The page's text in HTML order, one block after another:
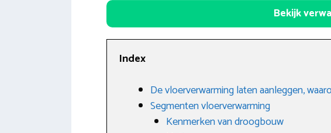
Bekijk
Index
De vloerverwarming laten aanleggen,
Segmenten vloerverwarming
Kenmerken van droogbouw